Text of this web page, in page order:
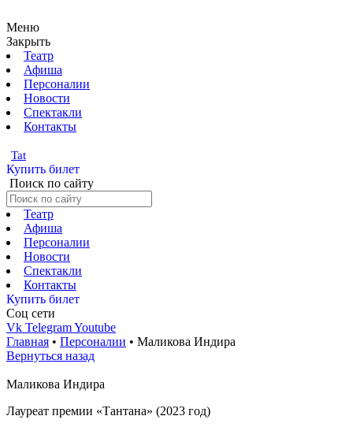
Меню
Закрыть
Театр
Афиша
Персоналии
Новости
Спектакли
Контакты
Tat
Купить билет
Поиск по сайту
Театр
Афиша
Персоналии
Новости
Спектакли
Контакты
Купить билет
Соц cети
Vk TelegramYoutube
Главная • Персоналии • Маликова Индира
Вернуться назад
Маликова Индира
Лауреат премии «Тантана» (2023 год)